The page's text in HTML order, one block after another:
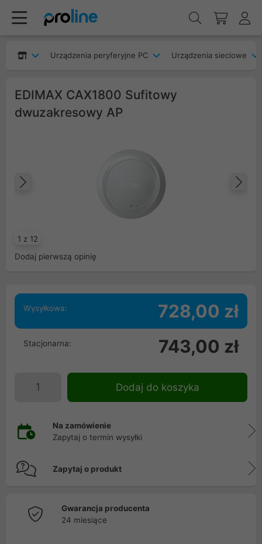
Urządzenia peryferyjne PC Urządzenia sieciowe
EDIMAX CAX1800 Sufitowy
dwuzakresowy AP
1 z 12
Dodaj pierwszą opinię
Wysyłkowa: 728,00 zł
Stacjonarna: 743,00 zł
Dodaj do koszyka
Na zamówienie
Zapytaj o termin wysyłki
Zapytaj o produkt
Gwarancja producenta
24 miesiące